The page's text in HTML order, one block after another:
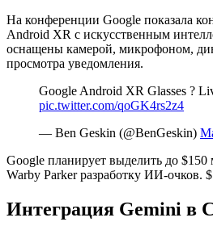
На конференции Google показала
Android XR с искусственным
оснащены камерой, микрофоном,
просмотра уведомления.
Google Android XR Glasses ?
pic.twitter.com/qoGK4rs2z4
— Ben Geskin (@BenGeskin)
Google планирует выделить до
Warby Parker разработку ИИ-очков.
Интеграция Gemini в